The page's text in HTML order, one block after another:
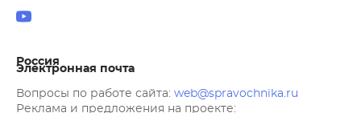
Россия
Электронная почта
Вопросы по работе сайта: web@spravochnika.ru
Реклама и предложения на проекте: